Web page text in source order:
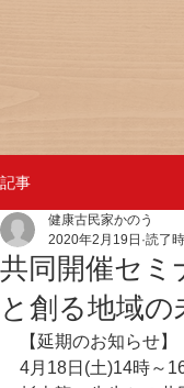
記事
共同開催セミ
と創る地域の
健康古民家かのう
2020年2月19日 読了
【延期のお知らせ】
4月18日(土)14時～